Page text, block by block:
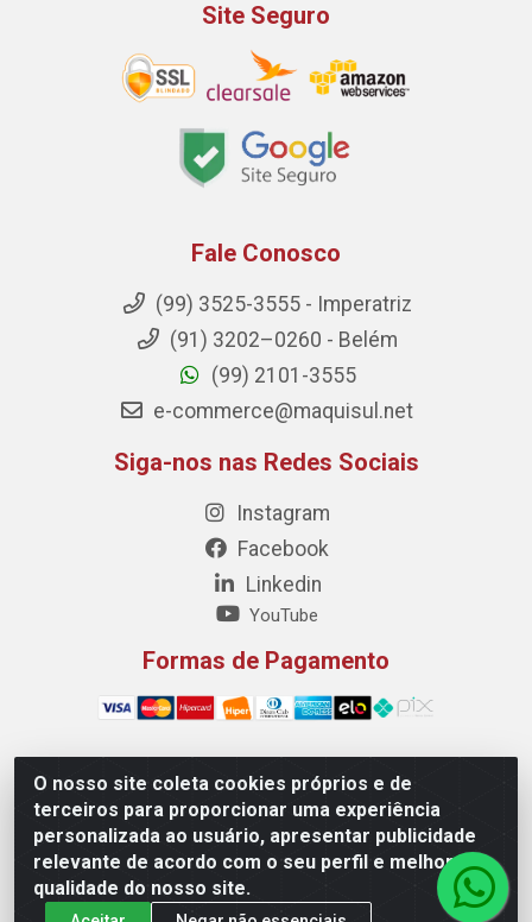
O nosso site coleta cookies próprios e de
terceiros para proporcionar uma experiência
personalizada ao usuário, apresentar publicidade
relevante de acordo com o seu perfil e melhorar a
qualidade do nosso site.
Site Seguro
Fale Conosco
(99) 3525-3555 - Imperatriz
(91) 3202–0260 - Belém
(99) 2101-3555
e-commerce@maquisul.net
Siga-nos nas Redes Sociais
Instagram
Facebook
Linkedin
YouTube
Formas de Pagamento
Maquisul Comercial LTDA - Av. Dorgival Pinheiro de
Sousa, 1521 - Centro, Imperatriz/MA - CEP 65903-270 -
CNPJ 69.427.219/0001-78